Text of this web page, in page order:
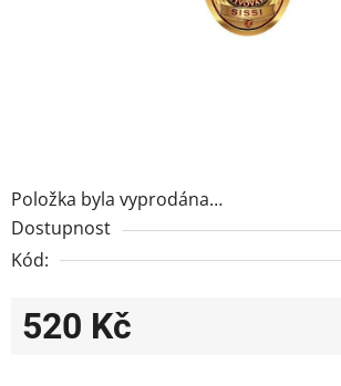
Položka byla vyprodána…
Dostupnost
Kód:
520 Kč